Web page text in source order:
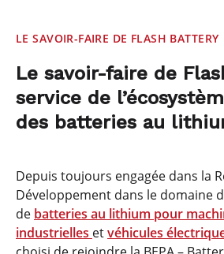
LE SAVOIR-FAIRE DE FLASH BATTERY
Le savoir-faire de
service de
des batteries au
Depuis toujours engagée dans la
Développement dans le domaine
de batteries au lithium pour
industrielles etvéhicules